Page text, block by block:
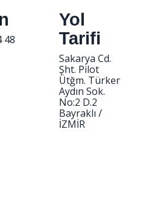
48
Yol
Tarifi
Sakarya Cd.
Şht. Pilot
Ütğm. Türker
Aydın Sok.
No:2 D.2
Bayraklı /
İZMİR